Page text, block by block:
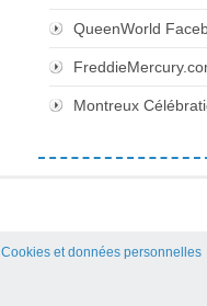
QueenWorld
Montreux
Cookies et données personnelles